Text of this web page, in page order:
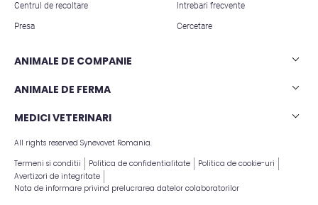
Centrul de recoltare
Presa
Intrebari frecvente
Cercetare
ANIMALE DE COMPANIE
Analize caini
ANIMALE DE FERMA
Analize rumegatoare mari
MEDICI VETERINARI
Articole stiintifice
All rights reserved Synevovet Romania.
Termeni si conditii
Politica de confidentialitate
Politica de cookie-uri
Avertizori de integritate
Nota de informare privind prelucrarea datelor colaboratorilor